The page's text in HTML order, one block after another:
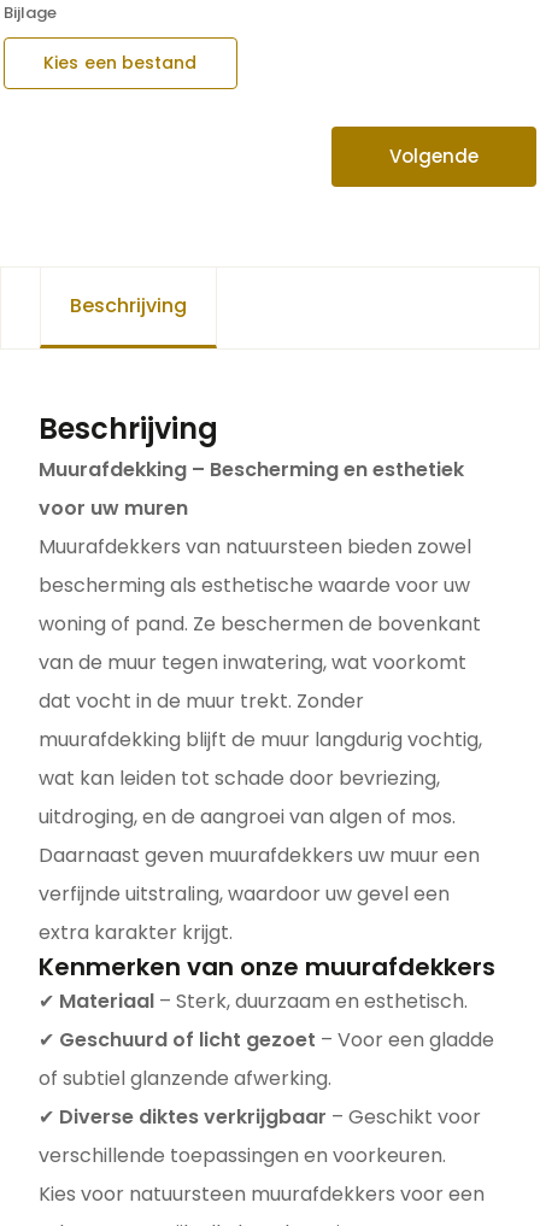
Bijlage
Kies een bestand
Volgende
Beschrijving
Beschrijving
Muurafdekking – Bescherming en esthetiek
voor uw muren
Muurafdekkers van natuursteen bieden zowel
bescherming als esthetische waarde voor uw
woning of pand. Ze beschermen de bovenkant
van de muur tegen inwatering, wat voorkomt
dat vocht in de muur trekt. Zonder
muurafdekking blijft de muur langdurig vochtig,
wat kan leiden tot schade door bevriezing,
uitdroging, en de aangroei van algen of mos.
Daarnaast geven muurafdekkers uw muur een
verfijnde uitstraling, waardoor uw gevel een
extra karakter krijgt.
Kenmerken van onze muurafdekkers
✔ Materiaal – Sterk, duurzaam en esthetisch.
✔ Geschuurd of licht gezoet – Voor een gladde
of subtiel glanzende afwerking.
✔ Diverse diktes verkrijgbaar – Geschikt voor
verschillende toepassingen en voorkeuren.
Kies voor natuursteen muurafdekkers voor een